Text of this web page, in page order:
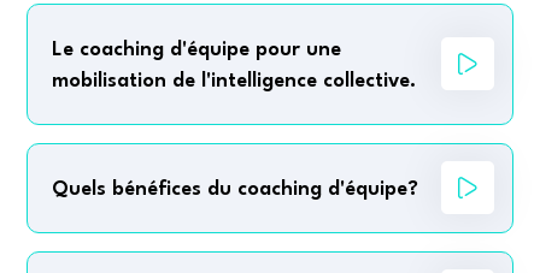
Le coaching d'équipe pour une
mobilisation de l'intelligence collective.
Quels bénéfices du coaching d'équipe?